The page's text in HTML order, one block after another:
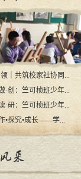
｜共筑校家社协同...
·创：竺可桢班少年...
·研：竺可桢班少年...
•探究•成长——学...